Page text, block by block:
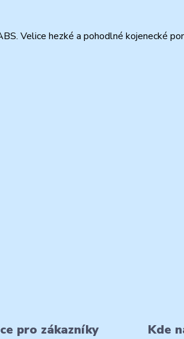
Velice hezké a pohodlné kojenecké
pro zákazníky Kde